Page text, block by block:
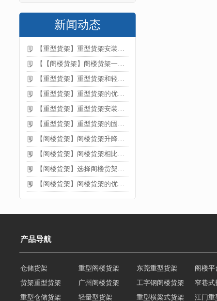
新闻动态
【重型货架】重型货架安装注意事项
【【阁楼货架】阁楼货架一般有哪些用途
【重型货架】重型货架和轻型货架的区别是什么
【重型货架】重型货架的优缺点
【重型货架】重型货架安装需要注意什么？
【重型货架】重型货架的固定方法
【阁楼货架】阁楼货架升降机需要注意哪些
【阁楼货架】阁楼货架相比传统货架的优势是什么
【阁楼货架】选择阁楼货架的好处？
【阁楼货架】阁楼货架的优点是什么
产品导航
仓储货架 重型阁楼货架 东莞重型货架
阁楼平
货架重型货架
广州阁楼货架 工字钢阁楼货架
窄巷式
重型仓储货架
轻量型货架 重型横梁式货架
江门重
物流仓储货架 多层阁楼货架 中型悬